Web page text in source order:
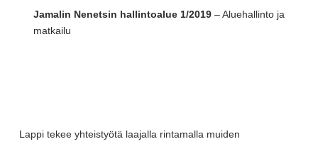
Jamalin Nenetsin hallintoalue 1/2019– Aluehallinto ja
matkailu
Lappi tekee yhteistyötä laajalla rintamalla muiden